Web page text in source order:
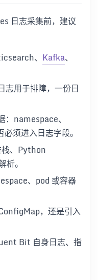
日志采集前，建议
、 Kafka、
志用于排障，一份日
namespace、
须进入日志字段。
、Python
。
、pod 或容器
，还是引入
Bit 自身日志、指